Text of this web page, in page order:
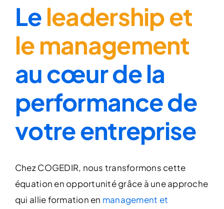
Leleadership et
le management
au cœur de la
performance de
votre entreprise
Chez COGEDIR, nous transformons cette
équation en opportunité grâce à une approche
qui allie formation en management et